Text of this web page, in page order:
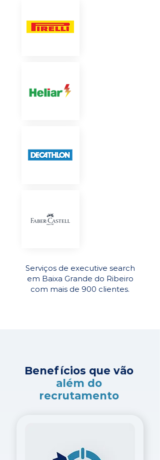
Serviços de executive search
em Baixa Grande do Ribeiro
com mais de 900 clientes.
Benefícios que vão
além do
recrutamento